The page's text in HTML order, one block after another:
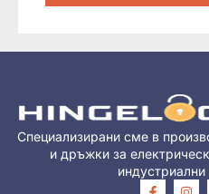
Специализирани сме в
и дръжки за